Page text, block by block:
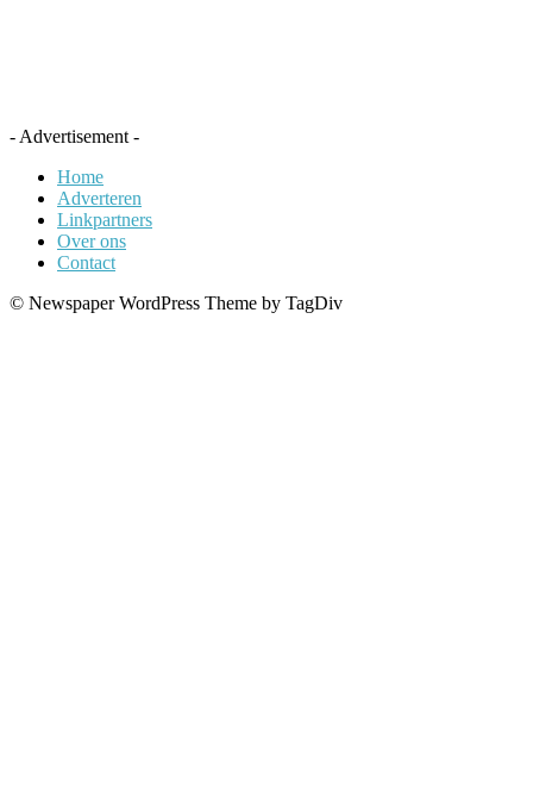
- Advertisement -
Home
Adverteren
Linkpartners
Over ons
Contact
© Newspaper WordPress Theme by TagDiv